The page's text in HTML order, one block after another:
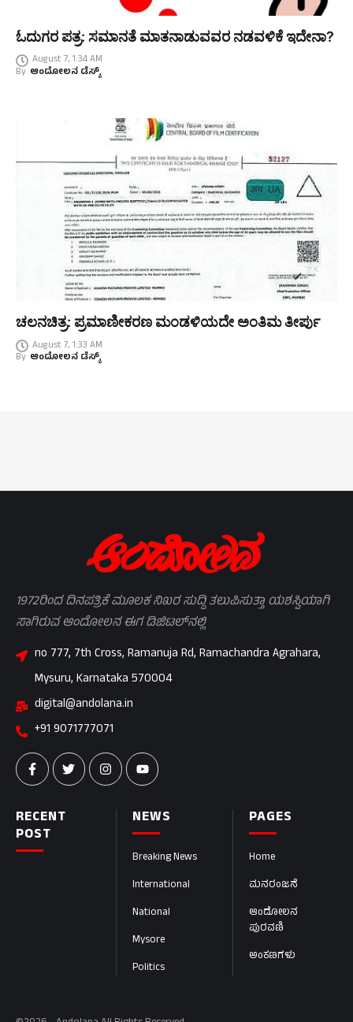
ಓದುಗರ ಪತ್ರ: ಸಮಾನತೆ ಮಾತನಾಡುವವರ ನಡವಳಿಕೆ ಇದೇನಾ?
August 7, 1:34 AM
By ಆಂದೋಲನ ಡೆಸ್ಕ್
ಚಲನಚಿತ್ರ: ಪ್ರಮಾಣೀಕರಣ ಮಂಡಳಿಯದೇ ಅಂತಿಮ ತೀರ್ಪು
August 7, 1:33 AM
By ಆಂದೋಲನ ಡೆಸ್ಕ್
PAGES
Home
ಮನರಂಜನೆ
ಆಂದೋಲನ
ಪುರವಣಿ
ಅಂಕಣಗಳು
NEWS
Breaking News
International
National
Mysore
Politics
RECENT
POST
1972ರಿಂದ ದಿನಪತ್ರಿಕೆ ಮೂಲಕ ನಿಖರ ಸುದ್ದಿ ತಲುಪಿಸುತ್ತಾ ಯಶಸ್ವಿಯಾಗಿ
ಸಾಗಿರುವ ಆಂದೋಲನ ಈಗ ಡಿಜಿಟಲ್‌ನಲ್ಲಿ
no 777, 7th Cross, Ramanuja Rd, Ramachandra Agrahara,
Mysuru, Karnataka 570004
digital@andolana.in
+91 9071777071